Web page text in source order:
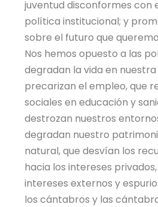
juventud disconformes con
política institucional; y
sobre el futuro que
Nos hemos opuesto a las
degradan la vida en
precarizan el empleo, que
sociales en educación y
destrozan nuestros
degradan nuestro
natural, que desvían los
hacia los intereses
intereses externos y
los cántabros y las